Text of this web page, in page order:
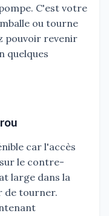
C'est votre
ou tourne
pouvoir revenir
quelques
car l'accès
le contre-
large dans la
de tourner.